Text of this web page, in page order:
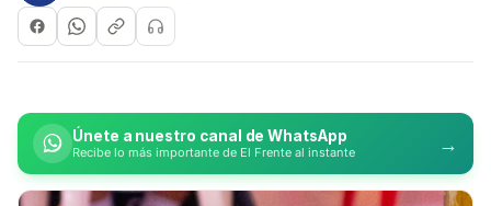
Únete a nuestro canal de WhatsApp
Recibe lo más importante de El Frente al instante →